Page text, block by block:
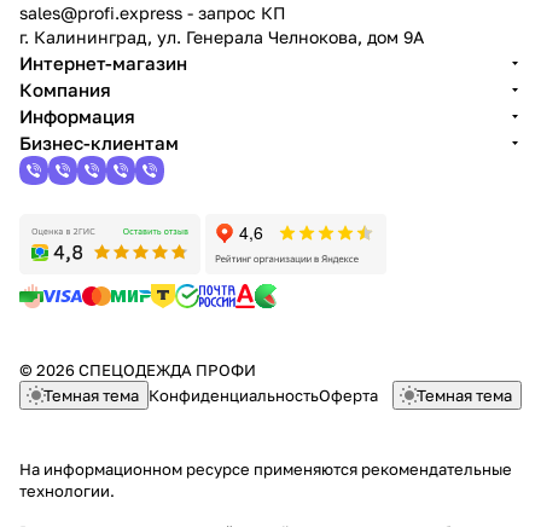
sales@profi.express - запрос КП
г. Калининград, ул. Генерала Челнокова, дом 9A
Интернет-магазин
Компания
Информация
Бизнес-клиентам
© 2026 СПЕЦОДЕЖДА ПРОФИ
Темная тема КонфиденциальностьОферта Темная тема
На информационном ресурсе применяются рекомендательные
технологии.